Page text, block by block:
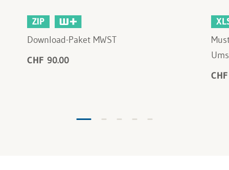
ZIP
Download-Paket MWST
CHF 90.00